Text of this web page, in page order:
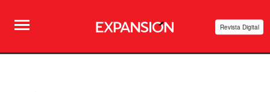
Revista Digital